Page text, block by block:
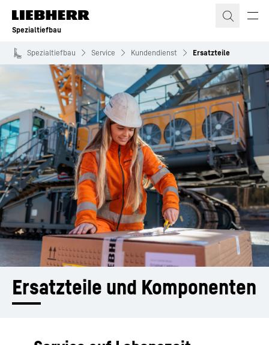
Zum Inhalt springen
Spezialtiefbau
Spezialtiefbau Service Kundendienst Ersatzteile
Ersatzteile und Komponenten